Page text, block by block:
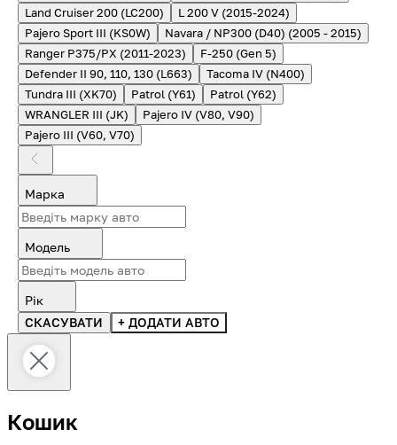
Land Cruiser 200 (LC200)
L 200 V (2015-2024)
Pajero Sport III (KS0W)
Navara / NP300 (D40) (2005 - 2015)
Ranger P375/PX (2011-2023)
F-250 (Gen 5)
Defender II 90, 110, 130 (L663)
Tacoma IV (N400)
Tundra III (XK70)
Patrol (Y61)
Patrol (Y62)
WRANGLER III (JK)
Pajero IV (V80, V90)
Pajero III (V60, V70)
Марка
Модель
Рік
СКАСУВАТИ
+ ДОДАТИ АВТО
Кошик